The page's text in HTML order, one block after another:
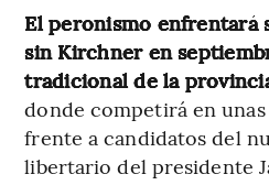
El peronismo enfrentará
sin Kirchner en
tradicional de la
donde competirá en
frente a candidatos del
libertario del presidente